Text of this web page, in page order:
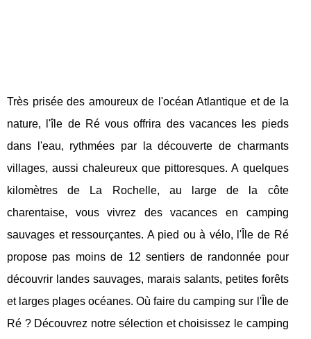
Très prisée des amoureux de l'océan Atlantique et de la
nature, l'île de Ré vous offrira des vacances les pieds
dans l'eau, rythmées par la découverte de charmants
villages, aussi chaleureux que pittoresques. A quelques
kilomètres de La Rochelle, au large de la côte
charentaise, vous vivrez des vacances en camping
sauvages et ressourçantes. A pied ou à vélo, l'Île de Ré
propose pas moins de 12 sentiers de randonnée pour
découvrir landes sauvages, marais salants, petites forêts
et larges plages océanes. Où faire du camping sur l'Île de
Ré ? Découvrez notre sélection et choisissez le camping